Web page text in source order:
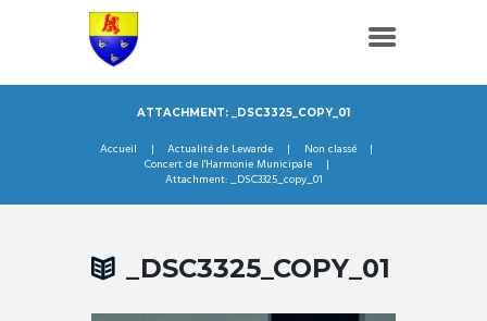
ATTACHMENT: _DSC3325_COPY_01
Accueil Actualité de Lewarde
Non classé
Concert de l'Harmonie Municipale
Attachment: _DSC3325_copy_01
_DSC3325_COPY_01